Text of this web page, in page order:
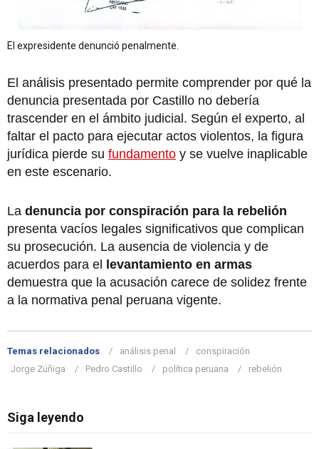
El expresidente denunció penalmente.
El análisis presentado permite comprender por qué la
denuncia presentada por Castillo no debería
trascender en el ámbito judicial. Según el experto, al
faltar el pacto para ejecutar actos violentos, la figura
jurídica pierde su fundamento y se vuelve inaplicable
en este escenario.
La denuncia por conspiración para la rebelión
presenta vacíos legales significativos que complican
su prosecución. La ausencia de violencia y de
acuerdos para el
levantamiento en armas
demuestra que la acusación carece de solidez frente
a la normativa penal peruana vigente.
Temas relacionados análisis penal
conspiración
Jorge Zúñiga
Pedro Castillo política peruana rebelión
Siga leyendo